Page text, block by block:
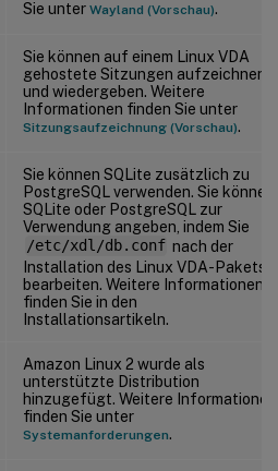
Sie unter Wayland (Vorschau).
Sie können auf einem Linux VDA
gehostete Sitzungen aufzeichnen
und wiedergeben. Weitere
Informationen finden Sie unter
Sitzungsaufzeichnung (Vorschau).
Sie können SQLite zusätzlich zu
PostgreSQL verwenden. Sie können
SQLite oder PostgreSQL zur
Verwendung angeben, indem Sie
/etc/xdl/db.conf nach der
Installation des Linux VDA-Pakets
bearbeiten. Weitere Informationen
finden Sie in den
Installationsartikeln.
Amazon Linux 2 wurde als
unterstützte Distribution
hinzugefügt. Weitere Informationen
finden Sie unter
Systemanforderungen.